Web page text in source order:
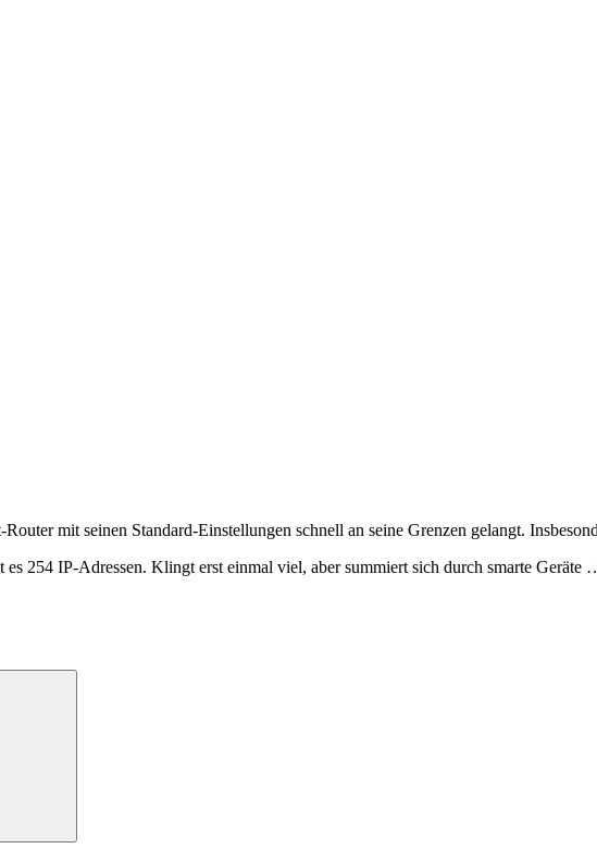
mit seinen Standard-Einstellungen schnell an seine Grenzen gelangt.
254 IP-Adressen. Klingt erst einmal viel, aber summiert sich durch smarte Geräte